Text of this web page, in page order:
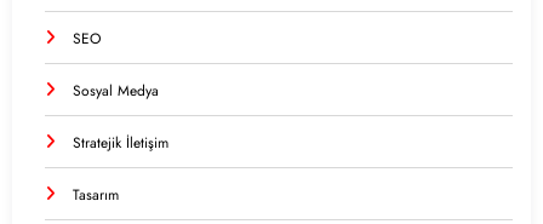
SEO
Sosyal Medya
Stratejik İletişim
Tasarım